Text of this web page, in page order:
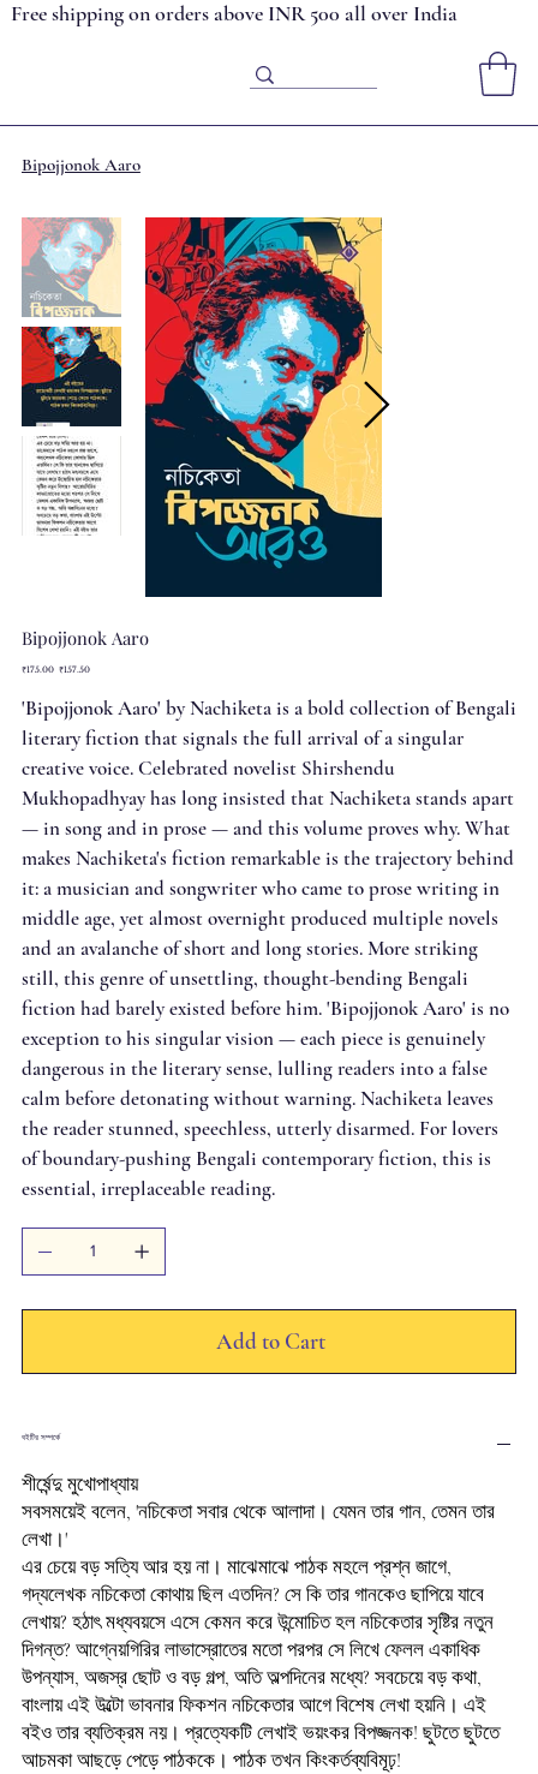
Free shipping on orders above INR 500 all over India
Bipojjonok Aaro
Bipojjonok Aaro
Original
₹175.00 Sale
₹157.50
'Bipojjonok Aaro' by Nachiketa is a bold collection of Bengali
literary fiction that signals the full arrival of a singular
creative voice. Celebrated novelist Shirshendu
Mukhopadhyay has long insisted that Nachiketa stands apart
— in song and in prose — and this volume proves why. What
makes Nachiketa's fiction remarkable is the trajectory behind
it: a musician and songwriter who came to prose writing in
middle age, yet almost overnight produced multiple novels
and an avalanche of short and long stories. More striking
still, this genre of unsettling, thought-bending Bengali
fiction had barely existed before him. 'Bipojjonok Aaro' is no
exception to his singular vision — each piece is genuinely
dangerous in the literary sense, lulling readers into a false
calm before detonating without warning. Nachiketa leaves
the reader stunned, speechless, utterly disarmed. For lovers
of boundary-pushing Bengali contemporary fiction, this is
essential, irreplaceable reading.
Add to Cart
বইটির সম্পর্কে
শীর্ষেন্দু মুখোপাধ্যায়
সবসময়েই বলেন, 'নচিকেতা সবার থেকে আলাদা। যেমন তার গান, তেমন তার
লেখা।'
এর চেয়ে বড় সত্যি আর হয় না। মাঝেমাঝে পাঠক মহলে প্রশ্ন জাগে,
গদ্যলেখক নচিকেতা কোথায় ছিল এতদিন? সে কি তার গানকেও ছাপিয়ে যাবে
লেখায়? হঠাৎ মধ্যবয়সে এসে কেমন করে উন্মোচিত হল নচিকেতার সৃষ্টির নতুন
দিগন্ত? আগ্নেয়গিরির লাভাস্রোতের মতো পরপর সে লিখে ফেলল একাধিক
উপন্যাস, অজস্র ছোট ও বড় গল্প, অতি অল্পদিনের মধ্যে? সবচেয়ে বড় কথা,
বাংলায় এই উল্টো ভাবনার ফিকশন নচিকেতার আগে বিশেষ লেখা হয়নি। এই
বইও তার ব্যতিক্রম নয়। প্রত্যেকটি লেখাই ভয়ংকর বিপজ্জনক! ছুটতে ছুটতে
আচমকা আছড়ে পেড়ে পাঠককে। পাঠক তখন কিংকর্তব্যবিমূঢ়!